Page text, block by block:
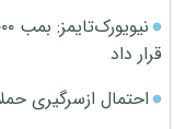
قرار داد
احتمال ازسرگیری